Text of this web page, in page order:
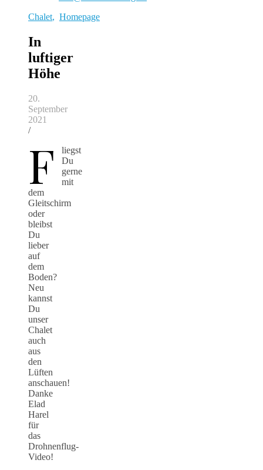
Chalet, Homepage
In
luftiger
Höhe
20.
September
2021
/
F
liegst
Du
gerne
mit
dem
Gleitschirm
oder
bleibst
Du
lieber
auf
dem
Boden?
Neu
kannst
Du
unser
Chalet
auch
aus
den
Lüften
anschauen!
Danke
Elad
Harel
für
das
Drohnenflug-
Video!